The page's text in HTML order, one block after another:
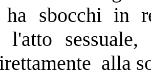
ha sbocchi in
l'atto sessuale,
alla